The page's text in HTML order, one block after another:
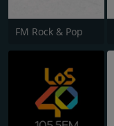
FM Rock & Pop